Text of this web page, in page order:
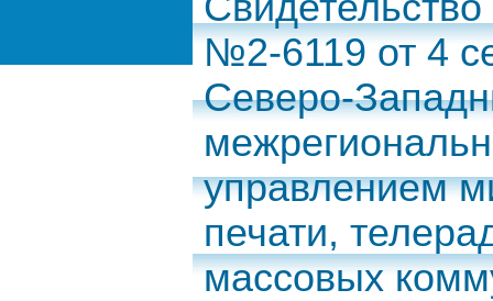
№2-6119 от 4
Северо-
управлением
печати,
массовых